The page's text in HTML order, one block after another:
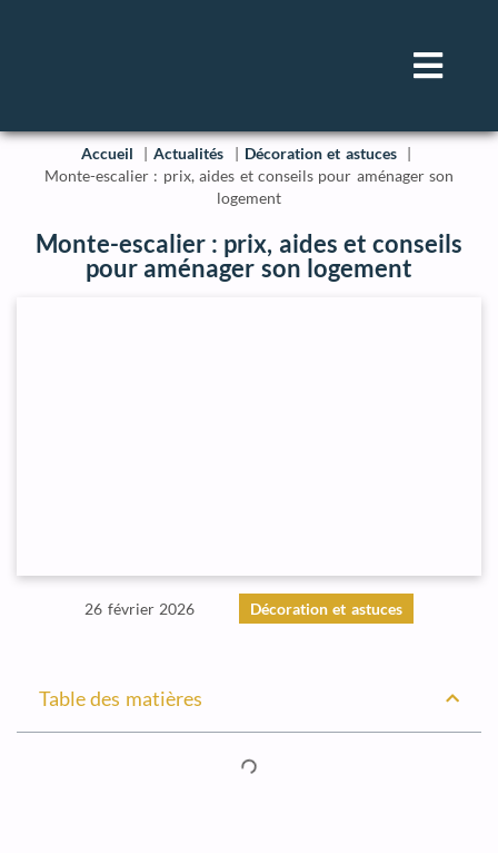
Accueil Actualités
Décoration et astuces
Monte-escalier : prix, aides et conseils pour aménager son
logement
Monte-escalier : prix, aides et conseils
pour aménager son logement
26 février 2026 Décoration et astuces
Table des matières